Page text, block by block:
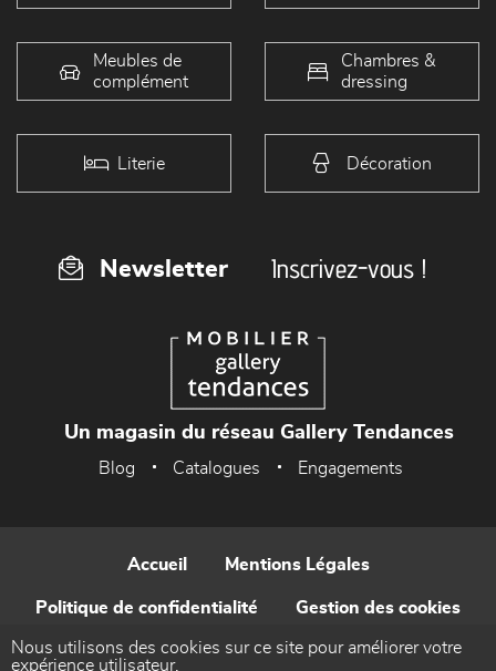
Meubles de
complément
Chambres &
dressing
Literie Décoration
Newsletter Inscrivez-vous !
Un magasin du réseau Gallery Tendances
Blog Catalogues Engagements
Accueil Mentions Légales
Politique de confidentialité Gestion des cookies
Contact
Nous utilisons des cookies sur ce site pour améliorer votre
expérience utilisateur.